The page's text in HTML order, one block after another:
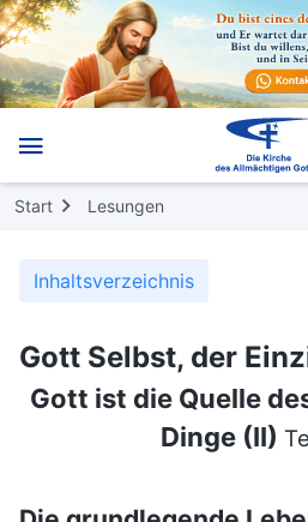
Start Lesungen
Inhaltsverzeichnis
Gott Selbst, der
Gott ist die Quelle
Dinge (II)